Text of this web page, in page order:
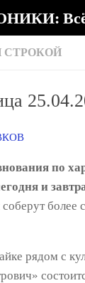
СТРОКОЙ
по
и
более
рядом с